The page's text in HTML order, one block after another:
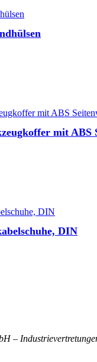
mit ABS
DIN
–